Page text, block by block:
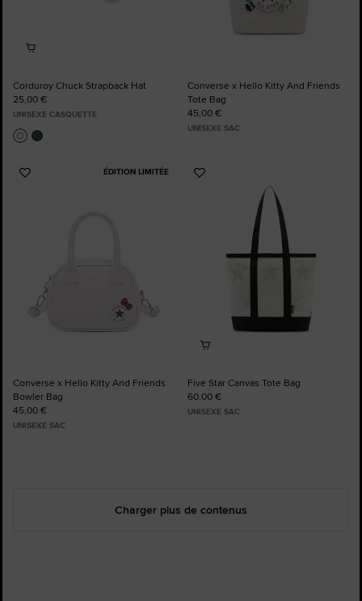
Corduroy Chuck Strapback Hat
25,00 €
UNISEXE CASQUETTE
Converse x Hello Kitty And Friends
Tote Bag
45,00 €
UNISEXE SAC
ÉDITION LIMITÉE
Ajouter
Converse x Hello Kitty And Friends
Bowler Bag
45,00 €
UNISEXE SAC
Ajouter
Five Star Canvas Tote Bag
60,00 €
UNISEXE SAC
Charger plus de contenus